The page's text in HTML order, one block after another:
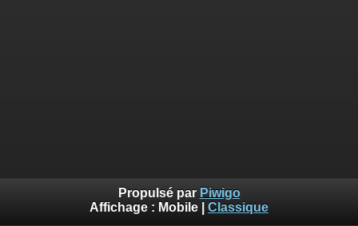
Propulsé par Piwigo
Affichage : Mobile Classique